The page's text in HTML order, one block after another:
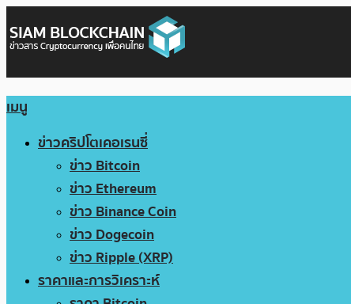
เมนู
ข่าวคริปโตเคอเรนซี่
ข่าว Bitcoin
ข่าว Ethereum
ข่าว Binance Coin
ข่าว Dogecoin
ข่าว Ripple (XRP)
ราคาและการวิเคราะห์